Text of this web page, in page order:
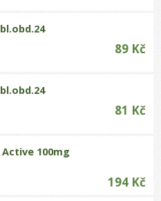
89 Kč
81 Kč
100mg
194 Kč